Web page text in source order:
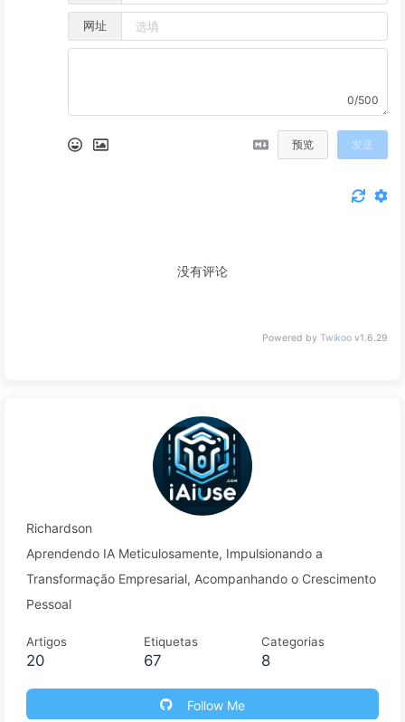
网址
0/500
预览 发送
没有评论
Powered by Twikoo v1.6.29
Richardson
Aprendendo IA Meticulosamente, Impulsionando a
Transformação Empresarial, Acompanhando o Crescimento
Pessoal
Artigos
20
Etiquetas
67
Categorias
8
Follow Me